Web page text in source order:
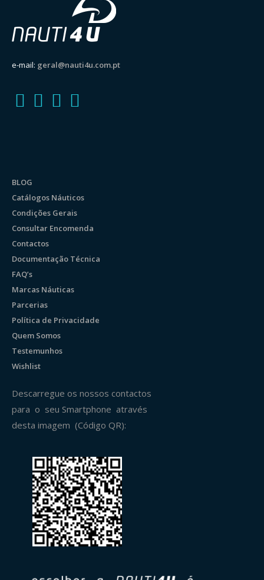
e-mail: geral@nauti4u.com.pt
BLOG
Catálogos Náuticos
Condições Gerais
Consultar Encomenda
Contactos
Documentação Técnica
FAQ’s
Marcas Náuticas
Parcerias
Política de Privacidade
Quem Somos
Testemunhos
Wishlist
Descarregue os nossos contactos
para o seu Smartphone através
desta imagem (Código QR):